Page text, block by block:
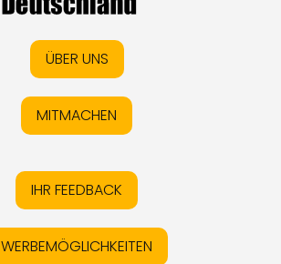
ÜBER UNS
MITMACHEN
IHR FEEDBACK
WERBEMÖGLICHKEITEN